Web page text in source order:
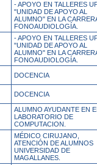
- APOYO EN TALLERES
"UNIDAD DE APOYO AL
ALUMNO" EN LA
FONOAUDIOLOGÍA.
- APOYO EN TALLERES
"UNIDAD DE APOYO AL
ALUMNO" EN LA
FONOAUDIOLOGÍA.
DOCENCIA
DOCENCIA
ALUMNO AYUDANTE EN
LABORATORIO DE
COMPUTACION.
MÉDICO CIRUJANO,
ATENCIÓN DE ALUMNOS
UNIVERSIDAD DE
MAGALLANES.